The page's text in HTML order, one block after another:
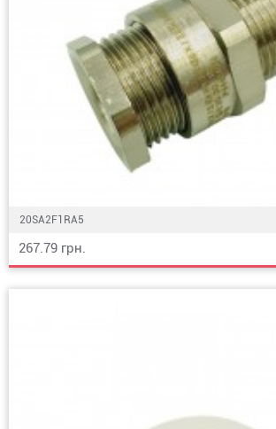
20SA2F1RA5
267.79 грн.